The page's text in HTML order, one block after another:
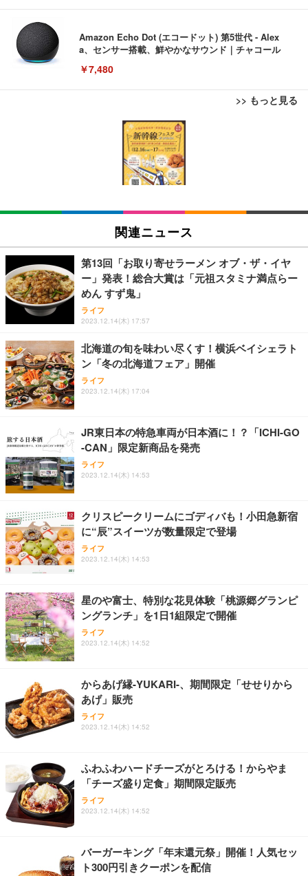
Amazon Echo Dot (エコードット) 第5世代 - Alex
a、センサー搭載、鮮やかなサウンド｜チャコール
￥7,480
>> もっと見る
[EdoErgo] オフィスチェア 椅子 テレワーク 疲れな
い 跳ね上げ式アームレスト コンパクト 約105度ロッ
キング pc 事務椅子 360度回転 座面昇降 強化ナイロ
ン樹脂ベース 通気性メッシュ 在宅ワーク H-WY01
(黒網+黒枠+黒足)
SIHOO B100 オフィスチェア／デスクチェア メッシ
ュチェア 人間工学 疲れない ブラック
￥27,999
Sezlife オフィスチェア デスクチェア 疲れない テレ
ワーク チェア 強化バックレスト 30度ロッキング機
能 人間工学 椅子 腰サポート 90度跳ね上げ式アーム
レスト 3Dヘッドレスト ハンガー付き 高反発クッシ
務用 おしゃれ パソコンチェア (ブラック)
Sezlife オフィスチェア デスクチェア 疲れない テレ
ワーク チェア 強化バックレスト 30度ロッキング機
能 人間工学 椅子 腰サポート 90度跳ね上げ式アーム
務用 おしゃれ パソコンチェア (ホワイト)
ANDWINT オフィスチェア デスクチェア 肘なし メ
ッシュ 通気性 ランバーサポート付き 腰サポート ガ
ス圧無段階昇降 360度回転 キャスター付き コンパク
EIZO ビジネス向けプレミアムモニター | FlexScan
EV3240X-WT | 31.5型4K UHD・USB Type-C・ホワ
￥105,595
EIZO ビジネス向けプレミアムモニター | FlexScan
￥109,572
【純正品】27"ゲーミングモニター DualSense 充電
フック付き（CFI-ZDM1J）
￥49,979
【整備済み品】Dell E2724HS 27インチ 液晶モニタ
ー フルHD（1920×1080）VA 非光沢 HDMI/DisplayP
ort/VGA スピーカー内蔵 高さ調整 スイベル VESA対
【MiniLED/24.5inch/280Hz/FHD】GRAPHT THE S
HOOTER Gaming Monitor 24” Essential ゲーミン
グモニター QD 24.5インチ 1ms FHD 量子ドット 残
Amazonベーシック ペットシーツ 薄型 レギュラー 1
回使い捨て 無香料 ホワイト 300枚
Amazonベーシック ペットシーツ 厚型 ワイド 42枚
x2袋(84枚) ホワイト(吸収面:ライトブルー)
￥3,234
ネオ・ルーライフ ネオ・オムツ L 中型犬用 26枚入
り 単品
￥1,800
Smart Basic(スマートベーシック) 【Amazon.co.jp
限定】 Smart Basic アイリスオーヤマ ペットシーツ
超厚型 お徳用 ワイド 100枚入 (x 1) (ケース販売)
アイリスオーヤマ ペットシーツ 超厚型 お徳用 レギ
ュラー 200枚入【Amazon.co.jp限定】
関連ニュース
第13回「お取り寄せラーメン オブ・ザ・イヤ
ー」発表！総合大賞は「元祖スタミナ満点らー
めん すず鬼」
ライフ
2023.12.14(木) 17:57
北海道の旬を味わい尽くす！横浜ベイシェラト
ン「冬の北海道フェア」開催
ライフ
2023.12.14(木) 17:04
JR東日本の特急車両が日本酒に！？「ICHI-GO
-CAN」限定新商品を発売
ライフ
2023.12.14(木) 14:53
クリスピークリームにゴディバも！小田急新宿
に“辰”スイーツが数量限定で登場
ライフ
2023.12.14(木) 14:53
星のや富士、特別な花見体験「桃源郷グランピ
ングランチ」を1日1組限定で開催
ライフ
2023.12.14(木) 14:52
からあげ縁-YUKARI-、期間限定「せせりから
あげ」販売
ライフ
2023.12.14(木) 14:52
ふわふわハードチーズがとろける！からやま
「チーズ盛り定食」期間限定販売
ライフ
2023.12.14(木) 14:52
バーガーキング「年末還元祭」開催！人気セッ
ト300円引きクーポンを配信